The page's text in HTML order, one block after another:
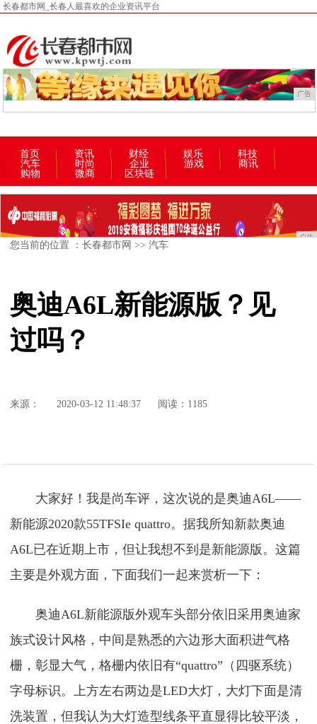
长春都市网_长春人最喜欢的企业资讯平台
广告
首页 资讯 财经 娱乐
科技
汽车
时尚 企业 游戏
商讯
购物
微商 区块链
广告
您当前的位置 ：长春都市网 >>汽车
奥迪A6L新能源版？见
过吗？
来源： 2020-03-12 11:48:37 阅读：1185
大家好！我是尚车评，这次说的是奥迪A6L——
新能源2020款55TFSIe quattro。据我所知新款奥迪
A6L已在近期上市，但让我想不到是新能源版。这篇
主要是外观方面，下面我们一起来赏析一下：
奥迪A6L新能源版外观车头部分依旧采用奥迪家
族式设计风格，中间是熟悉的六边形大面积进气格
栅，彰显大气，格栅内依旧有“quattro”（四驱系统）
字母标识。上方左右两边是LED大灯，大灯下面是清
洗装置，但我认为大灯造型线条平直显得比较平淡，